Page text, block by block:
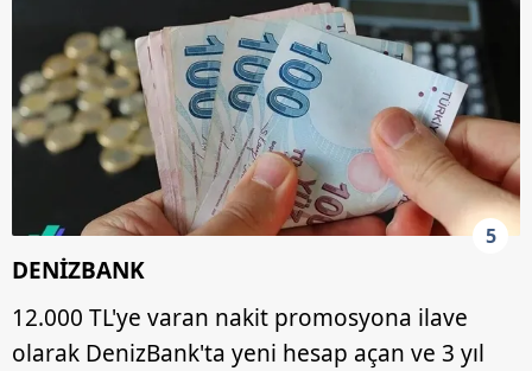
Sitemizde kendimize ve üçüncü kişilere ait çerezler
kullanılmaktadır. Bu çerezler vasıtasıyla çeşitli kişisel
verileriniz işlenmekte olup gerekli olan çerezler bilgi
toplumu hizmetlerinin sunulması amacıyla
kullanılmaktadır. Diğer çerezler, sitemizin daha işlevsel
kılınması ve kişiselleştirilmesi ve sizlere yönelik
reklam/pazarlama faaliyetlerinin yapılması, amaçlarıyla
sınırlı olarak açık rızanız dahilinde kullanılacaktır.
Çerezlere ilişkin tercihlerinizi aşağıda yer alan panel
için Ayarlar butonuna tıklayabilir, Çerez Bilgilendirme
Metnimiziziyaret edebilirsiniz.
5
DENİZBANK
12.000 TL'ye varan nakit promosyona ilave
olarak DenizBank'ta yeni hesap açan ve 3 yıl